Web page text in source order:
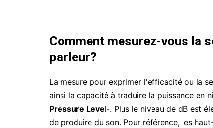
Comment mesurez-vous la
parleur?
La mesure pour exprimer l'efficacité ou la
ainsi la capacité à traduire la puissance en ni
Pressure Level-. Plus le niveau de dB est
de produire du son. Pour référence, les